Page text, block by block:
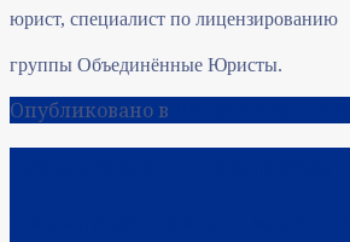
юрист, специалист по лицензированию
группы Объединённые Юристы.
Опубликовано в